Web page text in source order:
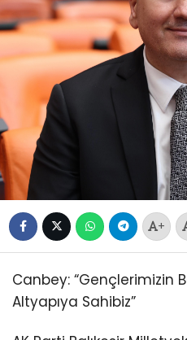
+
Canbey: “Gençlerimizin
Altyapıya Sahibiz”